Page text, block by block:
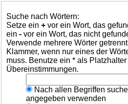
Suche nach Wörtern:
Setze ein + vor ein Wort, das
ein - vor ein Wort, das nicht
Verwende mehrere Wörter
Klammer, wenn nur eines der
muss. Benutze ein * als
Übereinstimmungen.
Nach allen Begriffen
angegeben verwenden